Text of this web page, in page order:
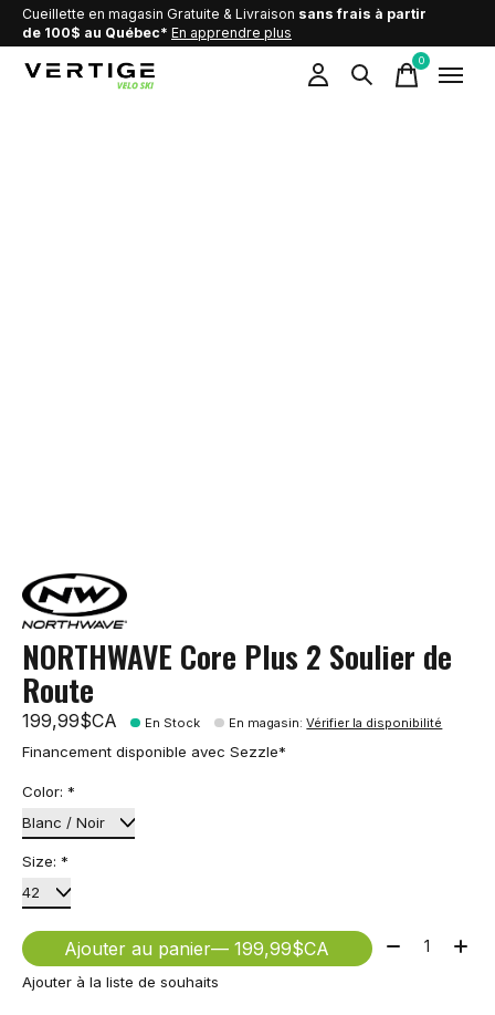
Cueillette en magasin Gratuite & Livraison sans frais à partir
de 100$ au Québec* En apprendre plus
0items
NORTHWAVE Core Plus 2 Soulier de
Route
199,99$CA En Stock En magasin:Vérifier la disponibilité
Financement disponible avec Sezzle*
Color: *
Size: *
Ajouter au panier — 199,99$CA Quantité:
Ajouter à la liste de souhaits